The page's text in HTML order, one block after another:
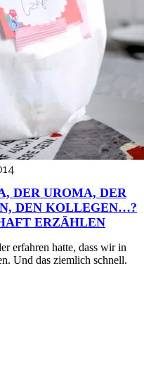
DER UROMA, DER
DEN KOLLEGEN…?
ERZÄHLEN
erfahren hatte, dass wir in
Und das ziemlich schnell.